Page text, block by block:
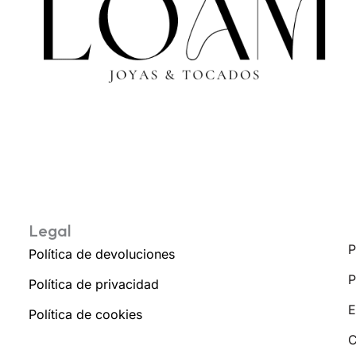
Legal
Política de devoluciones
Política de privacidad
Política de cookies